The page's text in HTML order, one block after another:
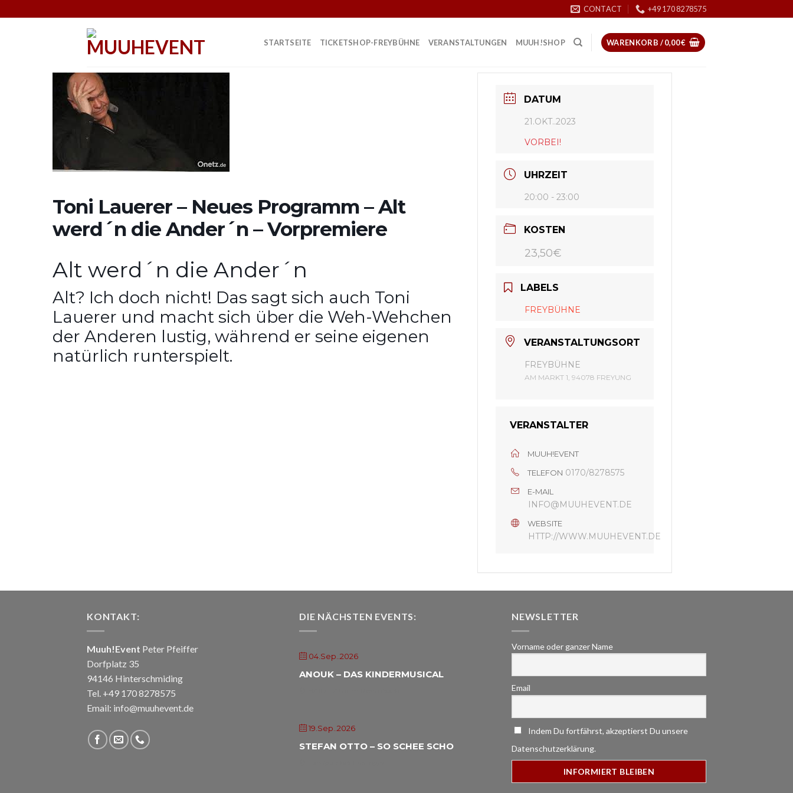
to
CONTACT +49 170 8278575
STARTSEITE TICKETSHOP-FREYBÜHNE VERANSTALTUNGEN MUUH!SHOP WARENKORB /0,00€
Toni Lauerer – Neues Programm – Alt
werd´n die Ander´n – Vorpremiere
Alt werd´n die Ander´n
Alt? Ich doch nicht! Das sagt sich auch Toni
Lauerer und macht sich über die Weh-Wehchen
der Anderen lustig, während er seine eigenen
natürlich runterspielt.
DATUM
21.OKT..2023
VORBEI!
UHRZEIT
20:00 - 23:00
KOSTEN
23,50€
LABELS
FREYBÜHNE
VERANSTALTUNGSORT
FREYBÜHNE
AM MARKT 1, 94078 FREYUNG
VERANSTALTER
MUUH!EVENT
TELEFON 0170/8278575
E-MAIL
INFO@MUUHEVENT.DE
WEBSITE
HTTP://WWW.MUUHEVENT.DE
KONTAKT:
Muuh!Event Peter Pfeiffer
Dorfplatz 35
94146 Hinterschmiding
Tel. +49 170 8278575
Email: info@muuhevent.de
DIE NÄCHSTEN EVENTS:
04.Sep..2026
ANOUK – DAS KINDERMUSICAL
19.Sep..2026
STEFAN OTTO – SO SCHEE SCHO
NEWSLETTER
Vorname oder ganzer Name
Email
Indem Du fortfährst, akzeptierst Du unsere
Datenschutzerklärung.